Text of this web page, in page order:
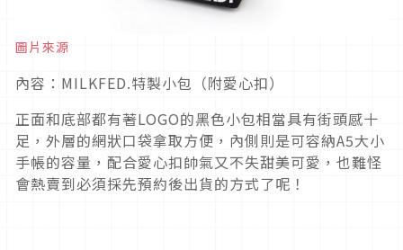
圖片來源
內容：MILKFED.特製小包（附愛心扣）
正面和底部都有著LOGO的黑色小包相當具有街頭感十
足，外層的網狀口袋拿取方便，內側則是可容納A5大小
手帳的容量，配合愛心扣帥氣又不失甜美可愛，也難怪
會熱賣到必須採先預約後出貨的方式了呢！